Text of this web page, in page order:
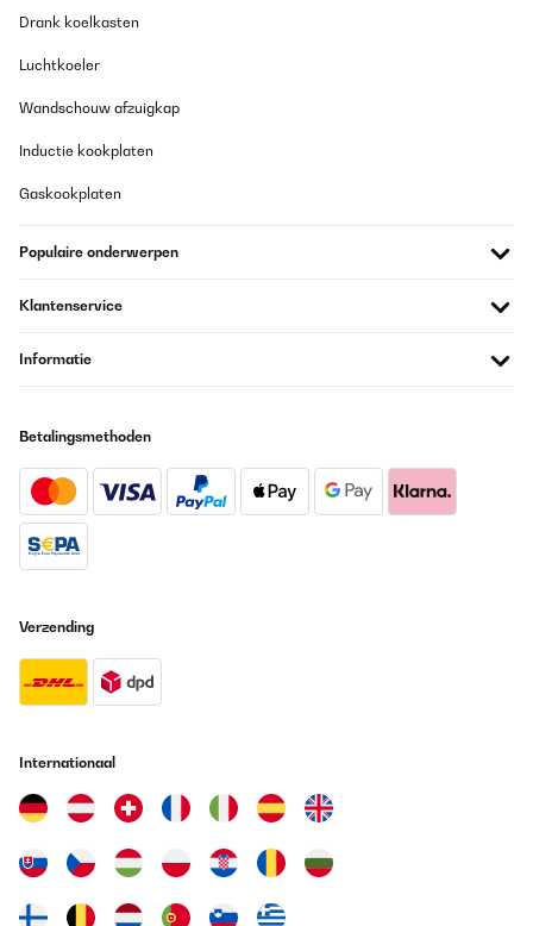
Drank koelkasten
Luchtkoeler
Wandschouw afzuigkap
Inductie kookplaten
Gaskookplaten
Populaire onderwerpen
Klantenservice
Informatie
Betalingsmethoden
Verzending
Internationaal